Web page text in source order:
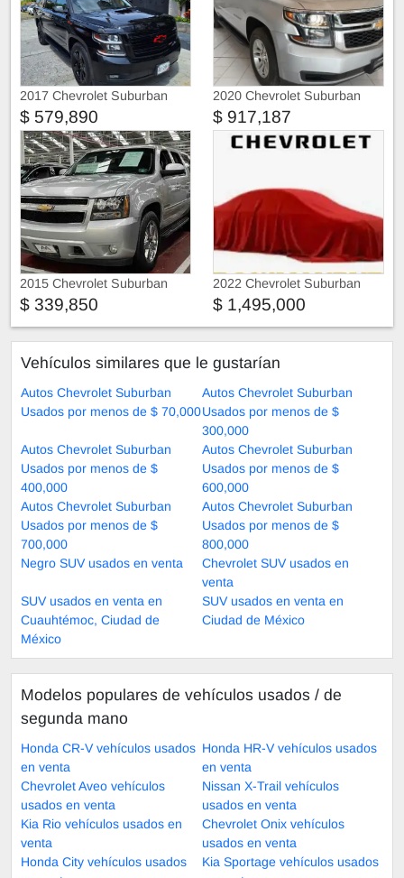
2017 Chevrolet Suburban
PREMIER CONVERCION
TIPO Z71
$ 579,890
2020 Chevrolet Suburban
$ 917,187
2015 Chevrolet Suburban
$ 339,850
2022 Chevrolet Suburban
$ 1,495,000
Vehículos similares que le gustarían
Autos Chevrolet Suburban
Usados por menos de $ 70,000
Autos Chevrolet Suburban
Usados por menos de $
300,000
Autos Chevrolet Suburban
Usados por menos de $
400,000
Autos Chevrolet Suburban
Usados por menos de $
600,000
Autos Chevrolet Suburban
Usados por menos de $
700,000
Autos Chevrolet Suburban
Usados por menos de $
800,000
Negro SUV usados en venta
Chevrolet SUV usados en
venta
SUV usados en venta en
Cuauhtémoc, Ciudad de
México
SUV usados en venta en
Ciudad de México
Modelos populares de vehículos usados ​​/ de
segunda mano
Honda CR-V vehículos usados
en venta
Honda HR-V vehículos usados
en venta
Chevrolet Aveo vehículos
usados en venta
Nissan X-Trail vehículos
usados en venta
Kia Rio vehículos usados en
venta
Chevrolet Onix vehículos
usados en venta
Honda City vehículos usados
Kia Sportage vehículos usados